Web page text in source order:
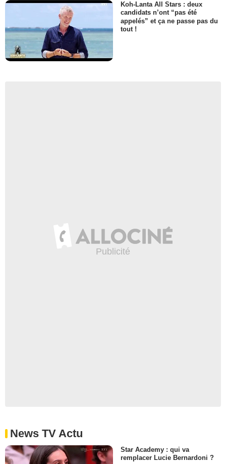
Koh-Lanta All Stars : deux
candidats n’ont “pas été
appelés” et ça ne passe pas du
tout !
News TV Actu
Star Academy : qui va
remplacer Lucie Bernardoni ?